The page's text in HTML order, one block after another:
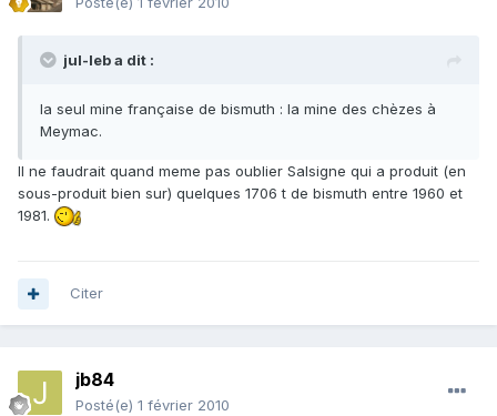
jul-leb a dit :
la seul mine française de bismuth : la mine des chèzes à
Meymac.
Il ne faudrait quand meme pas oublier Salsigne qui a produit (en
sous-produit bien sur) quelques 1706 t de bismuth entre 1960 et
1981.
Citer
jb84
Posté(e) 1 février 2010